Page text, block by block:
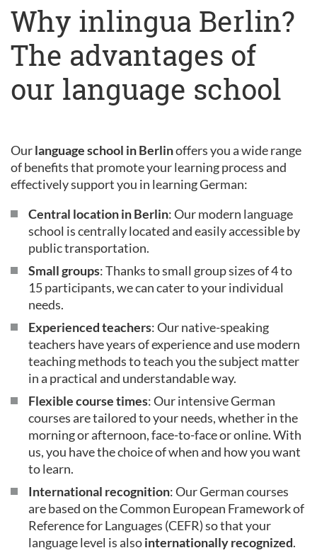
Why inlingua Berlin?
The advantages of
our language school
Ourlanguage school in Berlinoffers you a wide range
of benefits that promote your learning process and
effectively support you in learning German:
Central location in Berlin: Our modern language
school is centrally located and easily accessible by
public transportation.
Small groups: Thanks to small group sizes of 4 to
15 participants, we can cater to your individual
needs.
Experienced teachers: Our native-speaking
teachers have years of experience and use modern
teaching methods to teach you the subject matter
in a practical and understandable way.
Flexible course times: Our intensive German
courses are tailored to your needs, whether in the
morning or afternoon, face-to-face or online. With
us, you have the choice of when and how you want
to learn.
International recognition: Our German courses
are based on the Common European Framework of
Reference for Languages (CEFR) so that your
language level is alsointernationally recognized.